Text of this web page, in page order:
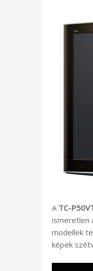
A TC-
ismeretlen
modellek
képek